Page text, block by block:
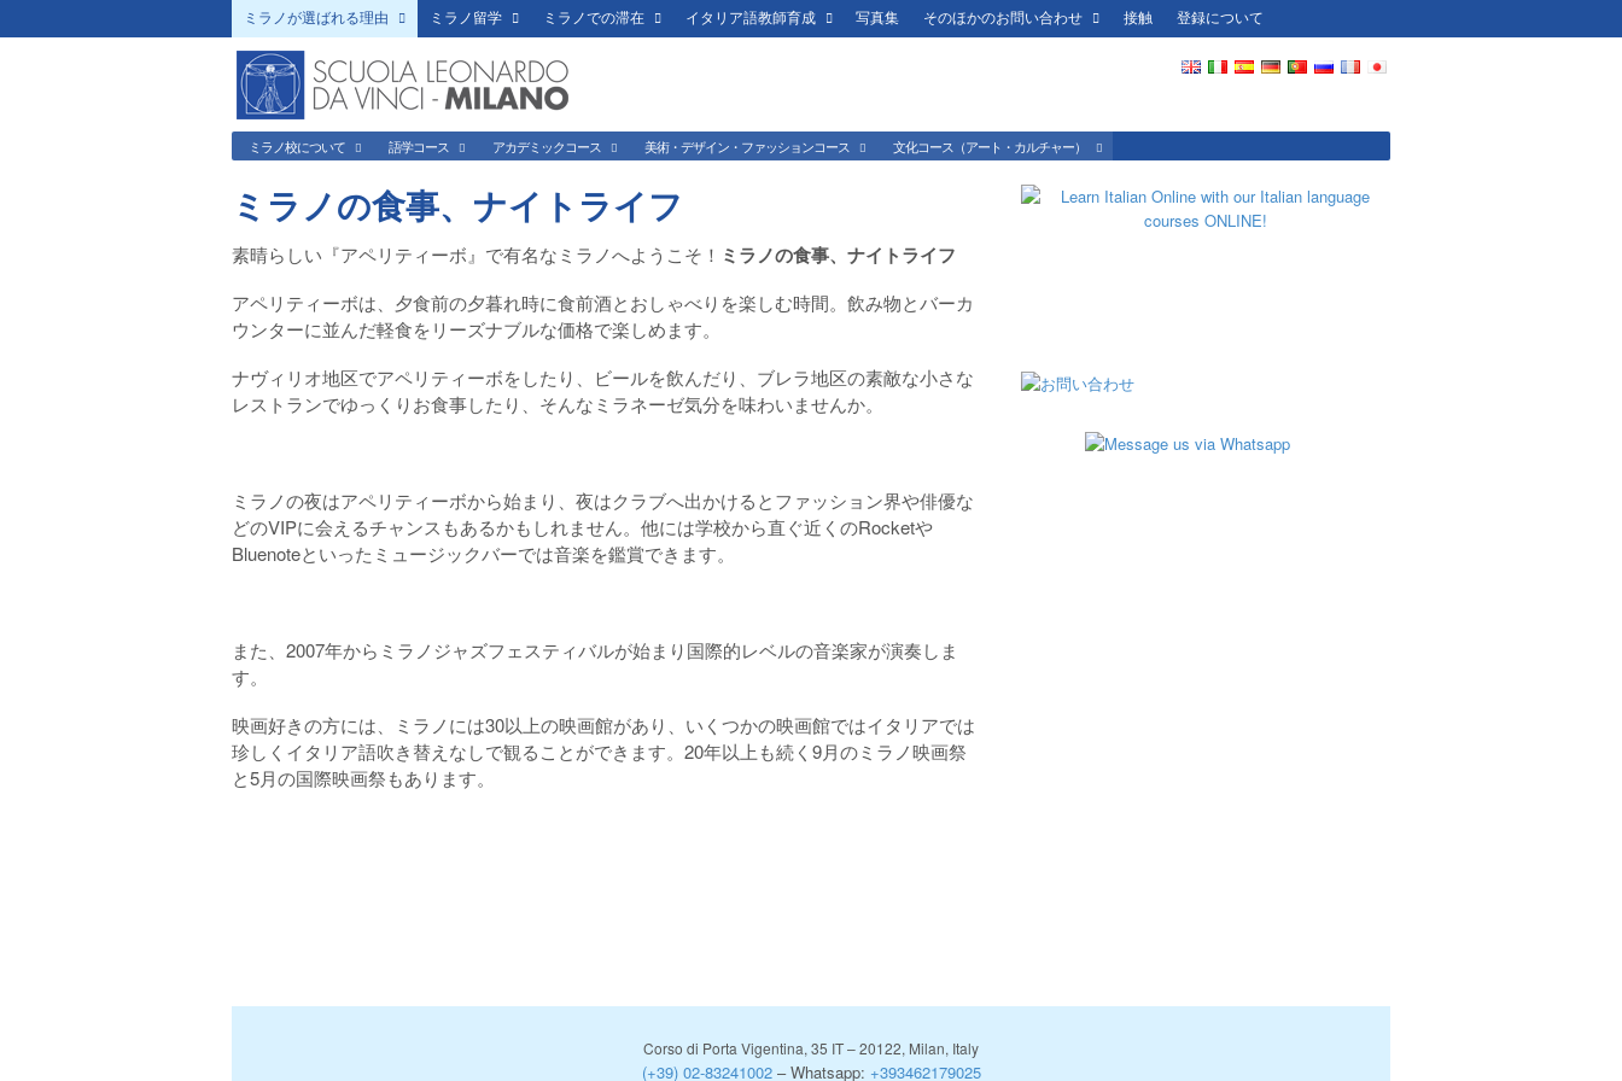
ミラノが選ばれる理由 ミラノ留学 ミラノでの滞在 イタリア語教師育成 写真集 そのほかのお問い合わせ 接触 登録について
ミラノ校について 語学コース アカデミックコース 美術・デザイン・ファッションコース 文化コース（アート・カルチャー）
ミラノの食事、ナイトライフ
素晴らしい『アペリティーボ』で有名なミラノへようこそ！ ミラノの食事、ナイトライフ
アペリティーボは、夕食前の夕暮れ時に食前酒とおしゃべりを楽しむ時間。飲み物とバーカ
ウンターに並んだ軽食をリーズナブルな価格で楽しめます。
ナヴィリオ地区でアペリティーボをしたり、ビールを飲んだり、ブレラ地区の素敵な小さな
レストランでゆっくりお食事したり、そんなミラネーゼ気分を味わいませんか。
ミラノの夜はアペリティーボから始まり、夜はクラブへ出かけるとファッション界や俳優な
どのVIPに会えるチャンスもあるかもしれません。他には学校から直ぐ近くのRocketや
Bluenoteといったミュージックバーでは音楽を鑑賞できます。
また、2007年からミラノジャズフェスティバルが始まり国際的レベルの音楽家が演奏しま
す。
映画好きの方には、ミラノには30以上の映画館があり、いくつかの映画館ではイタリアでは
珍しくイタリア語吹き替えなしで観ることができます。20年以上も続く9月のミラノ映画祭
と5月の国際映画祭もあります。
Corso di Porta Vigentina, 35 IT – 20122, Milan, Italy
(+39) 02-83241002– Whatsapp: +393462179025